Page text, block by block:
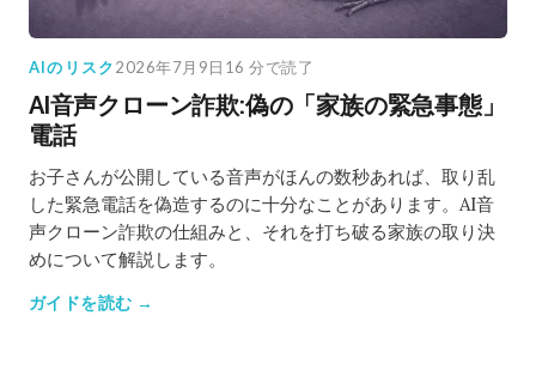
AIのリスク2026年7月9日 16 分で読了
AI音声クローン詐欺:偽の「家族の緊急事態」
電話
お子さんが公開している音声がほんの数秒あれば、取り乱
した緊急電話を偽造するのに十分なことがあります。AI音
声クローン詐欺の仕組みと、それを打ち破る家族の取り決
めについて解説します。
ガイドを読む →